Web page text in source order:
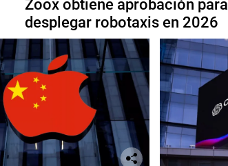
Zoox obtiene aprobación para
desplegar robotaxis en 2026